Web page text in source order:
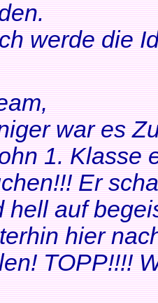
werde die
war es
1. Klasse
Er
hell auf
hier
TOPP!!!!